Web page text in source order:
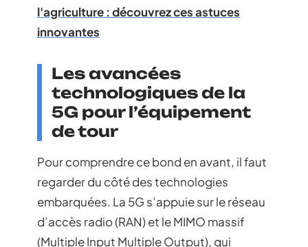
l'agriculture : découvrez ces astuces
innovantes
Les avancées
technologiques de la
5G pour l’équipement
de tour
Pour comprendre ce bond en avant, il faut
regarder du côté des technologies
embarquées. La 5G s’appuie sur le réseau
d’accès radio (RAN) et le MIMO massif
(Multiple Input Multiple Output), qui